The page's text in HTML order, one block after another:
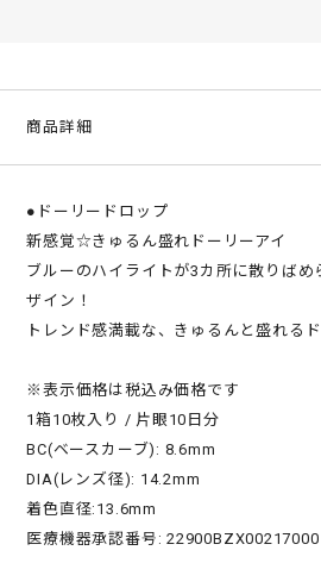
商品詳細
●ドーリードロップ
新感覚☆きゅるん盛れドーリーアイ
ブルーのハイライトが3カ所に散りばめ
ザイン！
トレンド感満載な、きゅるんと盛れる
※表示価格は税込み価格です
1箱10枚入り / 片眼10日分
BC(ベースカーブ): 8.6mm
DIA(レンズ径): 14.2mm
着色直径:13.6mm
医療機器承認番号: 22900BZX00217000